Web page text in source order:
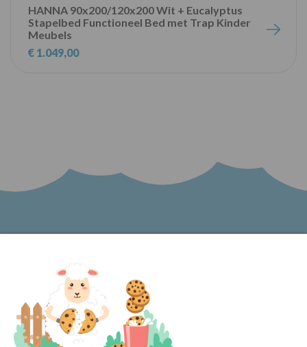
HANNA 90x200/120x200 Wit + Eucalyptus
Stapelbed Functioneel Bed met Trap Kinder
Meubels
€ 1.049,00